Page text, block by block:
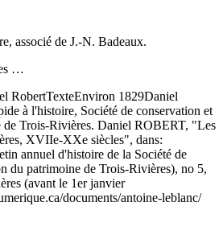
associé de J.-N. Badeaux.
…
RobertTexteEnviron 1829Daniel
à l'histoire, Société de conservation et
de Trois-Rivières. Daniel ROBERT, "Les
XVIIe-XXe siècles", dans:
annuel d'histoire de la Société de
du patrimoine de Trois-Rivières), no 5,
(avant le 1er janvier
documents/antoine-leblanc/